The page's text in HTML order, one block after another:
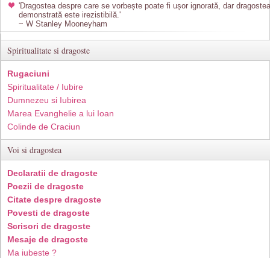
'Dragostea despre care se vorbește poate fi ușor ignorată, dar dragostea
demonstrată este irezistibilă.'
~ W Stanley Mooneyham
Spiritualitate si dragoste
Rugaciuni
Spiritualitate / Iubire
Dumnezeu si Iubirea
Marea Evanghelie a lui Ioan
Colinde de Craciun
Voi si dragostea
Declaratii de dragoste
Poezii de dragoste
Citate despre dragoste
Povesti de dragoste
Scrisori de dragoste
Mesaje de dragoste
Ma iubeste ?